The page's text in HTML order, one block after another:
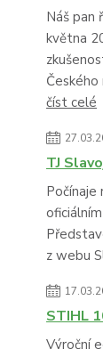
Náš pan
května
Českého
číst celé
TJ
Počínaje
z webu
STIHL
Výroční